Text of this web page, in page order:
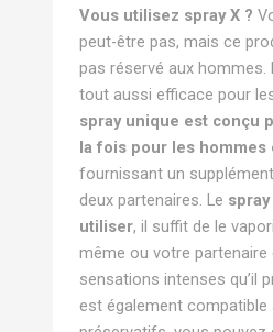
Vous utilisez spray X ?
peut-être pas, mais ce
pas réservé aux hommes.
tout aussi efficace pour
spray unique est conçu
la fois pour les
fournissant un
deux partenaires. Le
utiliser, il suffit de le
même ou votre
sensations intenses qu’il
est également compatible